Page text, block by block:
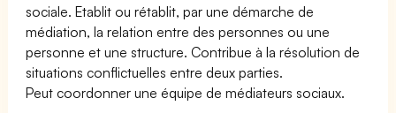
sociale. Etablit ou rétablit, par une démarche de
médiation, la relation entre des personnes ou une
personne et une structure. Contribue à la résolution de
situations conflictuelles entre deux parties.
Peut coordonner une équipe de médiateurs sociaux.